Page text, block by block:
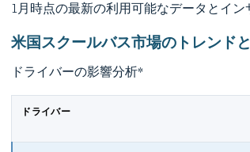
1月時点の最新の利用可能なデータとイン
米国スクールバス市場のトレンド
ドライバーの影響分析*
ドライバー